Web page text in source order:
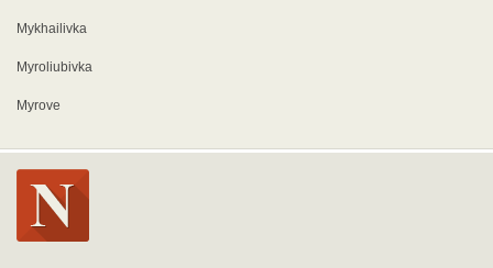
Mykhailivka
Myroliubivka
Myrove